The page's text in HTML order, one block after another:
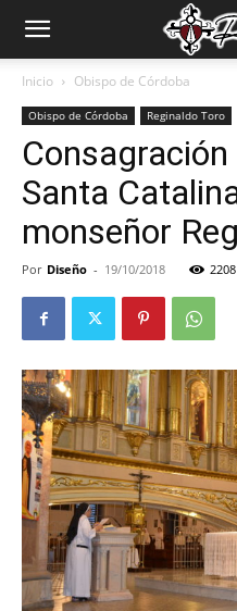
Padre
Reginaldo
Inicio Obispo de Córdoba
Obispo de Córdoba Reginaldo Toro
Santa
monseñor
Por Diseño - 19/10/2018 2208